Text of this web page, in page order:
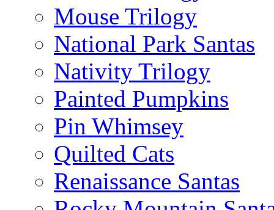
Mouse Trilogy
National Park Santas
Nativity Trilogy
Painted Pumpkins
Pin Whimsey
Quilted Cats
Renaissance Santas